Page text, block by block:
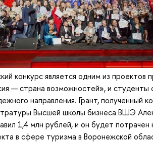
конкурс является одним из проектов
— страна возможностей», и студенты
направления. Грант, полученный
Высшей школы бизнеса ВШЭ
1,4 млн рублей, и он будет потрачен
в сфере туризма в Воронежской